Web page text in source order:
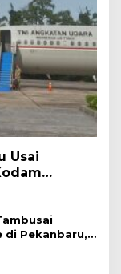
Usai
di Pekanbaru,